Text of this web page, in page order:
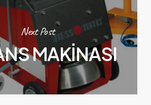
Next Post
MAKİNASI